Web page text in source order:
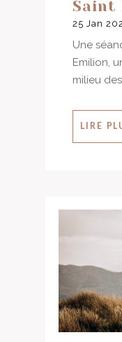
Saint
25 Jan
Une
Emilion,
milieu
LIRE